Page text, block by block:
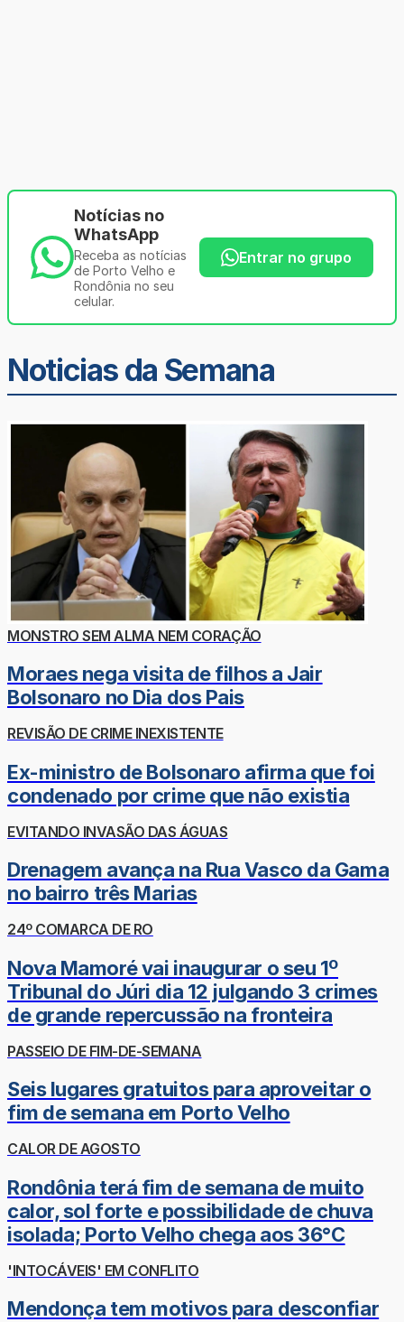
Notícias no
WhatsApp
Receba as notícias
de Porto Velho e
Rondônia no seu
celular.
Entrar no grupo
Noticias da Semana
MONSTRO SEM ALMA NEM CORAÇÃO
Moraes nega visita de filhos a Jair
Bolsonaro no Dia dos Pais
REVISÃO DE CRIME INEXISTENTE
Ex-ministro de Bolsonaro afirma que foi
condenado por crime que não existia
EVITANDO INVASÃO DAS ÁGUAS
Drenagem avança na Rua Vasco da Gama
no bairro três Marias
24º COMARCA DE RO
Nova Mamoré vai inaugurar o seu 1º
Tribunal do Júri dia 12 julgando 3 crimes
de grande repercussão na fronteira
PASSEIO DE FIM-DE-SEMANA
Seis lugares gratuitos para aproveitar o
fim de semana em Porto Velho
CALOR DE AGOSTO
Rondônia terá fim de semana de muito
calor, sol forte e possibilidade de chuva
isolada; Porto Velho chega aos 36°C
'INTOCÁVEIS' EM CONFLITO
Mendonça tem motivos para desconfiar